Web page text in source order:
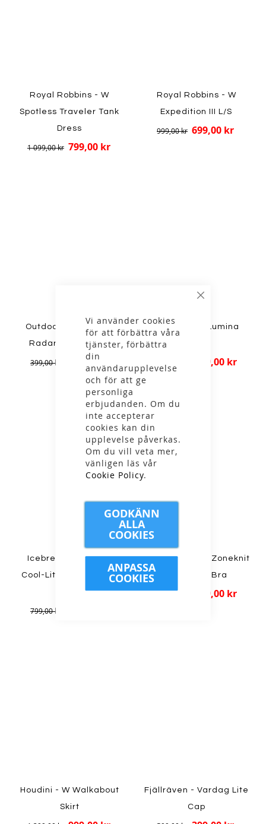
Vi använder cookies
för att förbättra våra
tjänster, förbättra
din
användarupplevelse
och för att ge
personliga
erbjudanden. Om du
inte accepterar
cookies kan din
upplevelse påverkas.
Om du vill veta mer,
vänligen läs vår
Cookie Policy.
GODKÄNN
ALLA
COOKIES
ANPASSA
COOKIES
Royal Robbins - W
Spotless Traveler Tank
Dress
1 099,00 kr 799,00 kr
Royal Robbins - W
Expedition III L/S
999,00 kr 699,00 kr
Outdoor Research -
Radar Pocket Cap
399,00 kr 299,00 kr
Marmot - W Lumina
699,00 kr
Icebreaker - W 125
Cool-Lite Sphere III SS
799,00 kr
Icebreaker - W Zoneknit
Seamless Bra
1 099,00 kr 799,00 kr
Houdini - W Walkabout
Skirt
Fjällräven - Vardag Lite
Cap